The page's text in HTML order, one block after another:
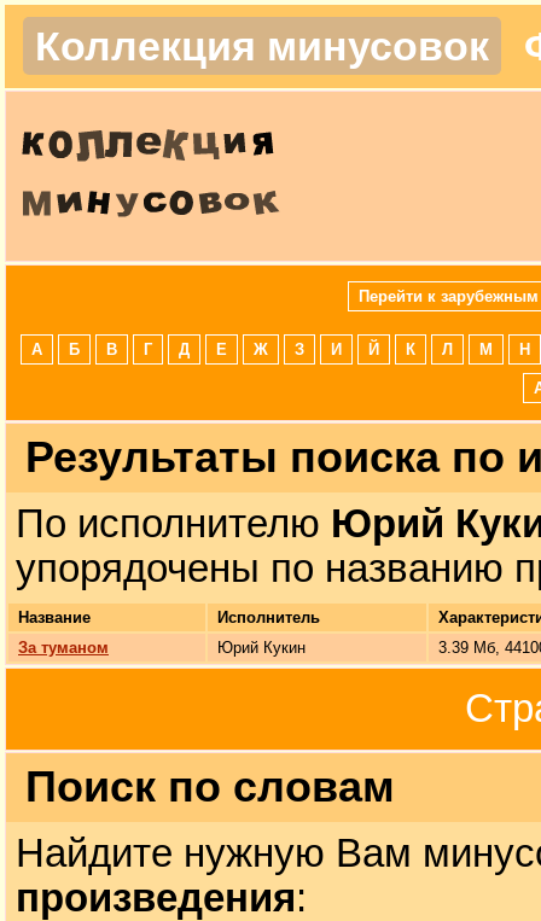
Коллекция минусовок
Перейти к зарубежным
А Б В Г Д Е Ж З И Й К Л М Н
Результаты поиска по
По исполнителю Юрий
упорядочены по названию
Название Исполнитель
За туманом
Юрий Кукин 3.39 Мб,
Поиск по словам
Найдите нужную Вам
произведения: